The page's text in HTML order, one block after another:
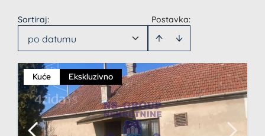
Postavka:
Sortiraj:
po datumu
Kuće Ekskluzivno